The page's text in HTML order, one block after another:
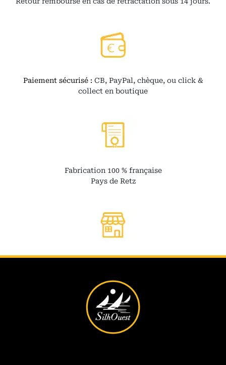
Paiement sécurisé : CB, PayPal, chèque, ou click &
collect en boutique
Fabrication 100 % française
Pays de Retz